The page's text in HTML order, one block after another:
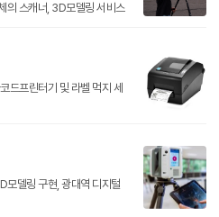
의 스캐너, 3D모델링 서비스
드프린터기 및 라벨 먹지 세
모델링 구현, 광대역 디지털